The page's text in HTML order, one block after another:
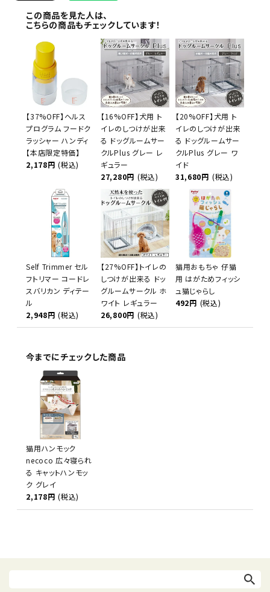
この商品を見た人は、
こちらの商品もチェックしています！
【37%OFF】ヘルス
プログラム フードク
ラッシャー ハンディ
【本店限定特価】
2,178円 (税込)
【16%OFF】犬用 ト
イレのしつけが出来
る ドッグルームサー
クルPlus グレー レ
ギュラー
27,280円 (税込)
【20%OFF】犬用 ト
イレのしつけが出来
る ドッグルームサー
クルPlus グレー ワ
イド
31,680円 (税込)
Self Trimmer セル
フトリマー コードレ
スバリカン ディテー
ル
2,948円 (税込)
【27%OFF】トイレの
しつけが出来る ドッ
グルームサークル ホ
ワイト レギュラー
26,800円 (税込)
猫用おもちゃ 仔猫
用 はがためフィッシ
ュ猫じゃらし
492円 (税込)
今までにチェックした商品
猫用ハンモック
necoco 広々寝られ
る キャットハンモッ
ク グレイ
2,178円 (税込)